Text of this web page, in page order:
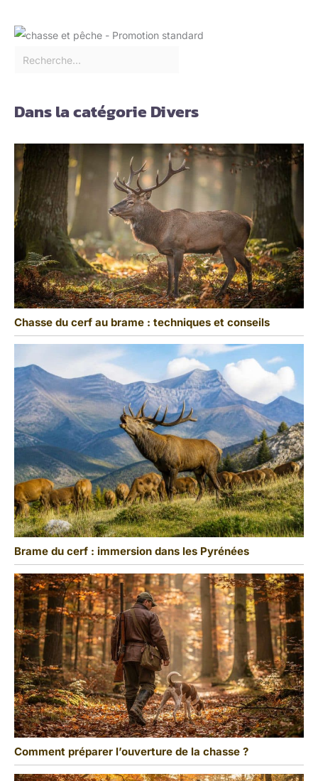
Dans la catégorie Divers
Chasse du cerf au brame : techniques et conseils
Brame du cerf : immersion dans les Pyrénées
Comment préparer l’ouverture de la chasse ?